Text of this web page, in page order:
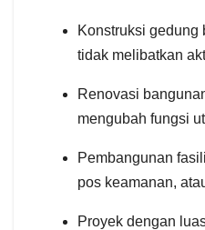
Konstruksi gedung
tidak melibatkan
Renovasi
mengubah fungsi
Pembangunan
pos keamanan,
Proyek dengan